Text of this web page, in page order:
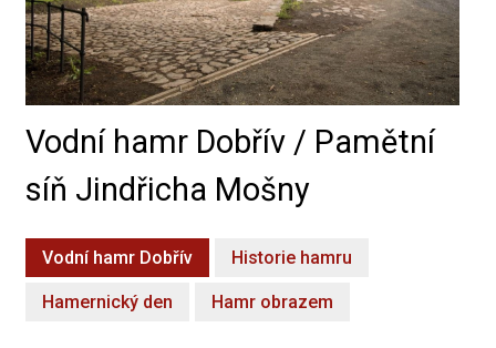
Vodní hamr Dobřív / Pamětní
síň Jindřicha Mošny
Vodní hamr Dobřív Historie hamru
Hamernický den Hamr obrazem